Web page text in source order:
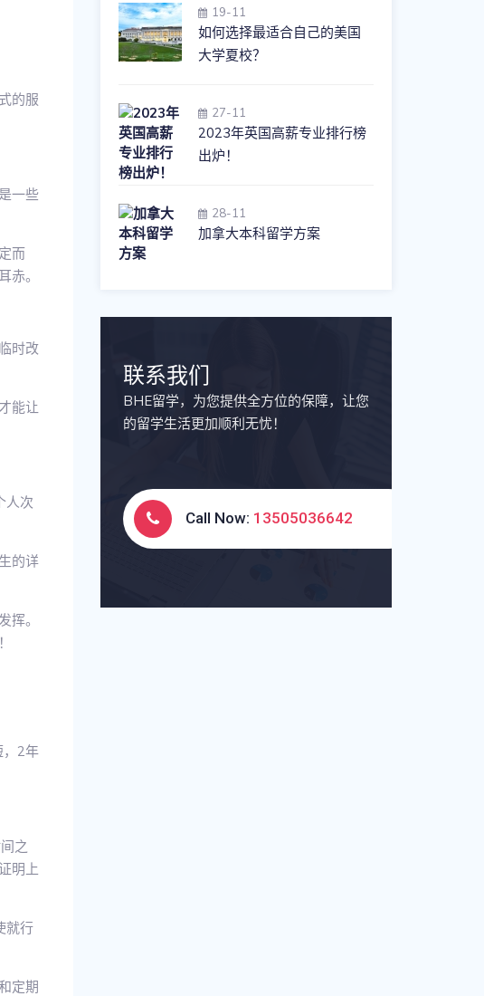
的服
一些
而
赤。
时改
能让
人次
的详
挥。
，2年
之
明上
就行
定期
19-11
如何选择最适合自己的美国
大学夏校？
27-11
2023年英国高薪专业排行榜
出炉！
28-11
加拿大本科留学方案
联系我们
BHE留学，为您提供全方位的保障，让您
的留学生活更加顺利无忧！
Call Now: 13505036642